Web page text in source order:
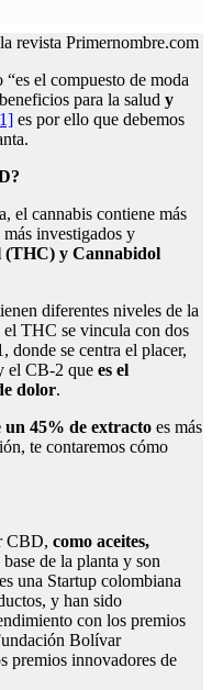
revista Primernombre.com
el compuesto de moda
para la salud y
es por ello que debemos
el cannabis contiene más
investigados y
y Cannabidol
diferentes niveles de la
el THC se vincula con dos
donde se centra el placer,
el CB-2 que es el
dolor.
un 45% de extracto es más
te contaremos cómo
CBD, como aceites,
de la planta y son
es una Startup colombiana
y han sido
con los premios
Bolívar
premios innovadores de